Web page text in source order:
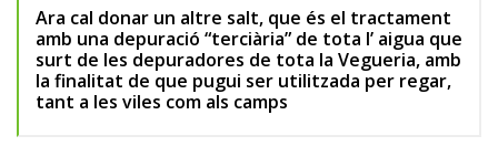
Ara cal donar un altre salt, que és el tractament
amb una depuració “terciària” de tota l’ aigua que
surt de les depuradores de tota la Vegueria, amb
la finalitat de que pugui ser utilitzada per regar,
tant a les viles com als camps